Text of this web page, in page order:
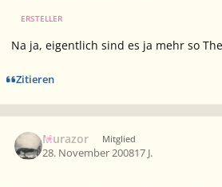
ERSTELLER
Na ja, eigentlich sind es ja mehr so
Zitieren
Murazor Mitglied
28. November 200817 J.